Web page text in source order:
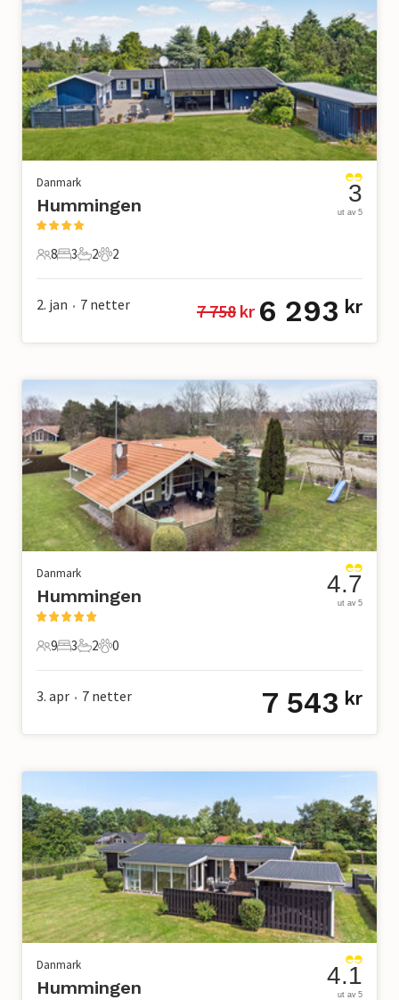
Danmark
Hummingen
8 Gjester
8
3 Soverom
3
2 Bad
2
2 Kjæledyr
2
3
ut av 5
2. jan • 7 netter 7 758 kr 6 293 kr
Danmark
Hummingen
9 Gjester
9
3 Soverom
3
2 Bad
2
0 Kjæledyr
0
4.7
ut av 5
3. apr • 7 netter 7 543 kr
Danmark
Hummingen 4.1
ut av 5